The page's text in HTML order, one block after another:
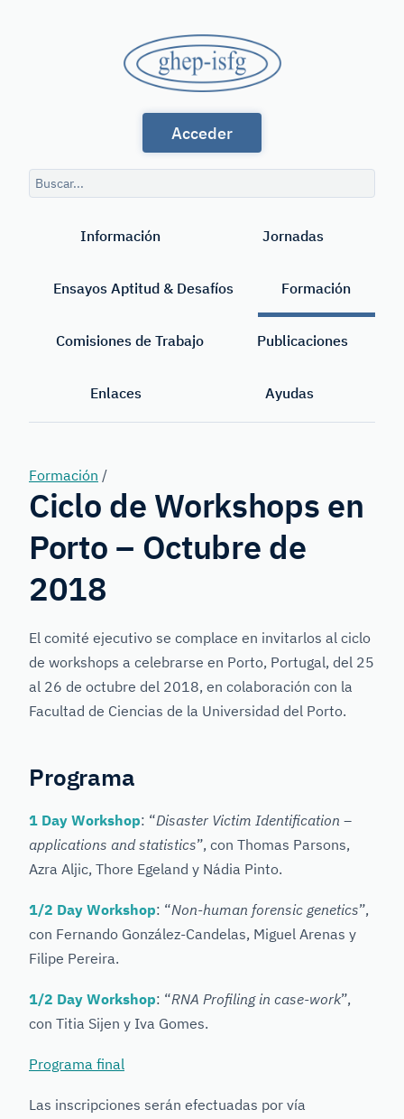
GHEP
-
ISFG
Habla
Española
International
Forensic
Acceder
Consulta
de
Información Jornadas
Ensayos Aptitud & Desafíos Formación
Comisiones de Trabajo Publicaciones
Enlaces Ayudas
Formación /
Ciclo de Workshops en
Porto – Octubre de
2018
El comité ejecutivo se complace en invitarlos al ciclo
de workshops a celebrarse en Porto, Portugal, del 25
al 26 de octubre del 2018, en colaboración con la
Facultad de Ciencias de la Universidad del Porto.
Programa
1 Day Workshop: “Disaster Victim Identification –
applications and statistics”, con Thomas Parsons,
Azra Aljic, Thore Egeland y Nádia Pinto.
1/2 Day Workshop: “Non-human forensic genetics”,
con Fernando González-Candelas, Miguel Arenas y
Filipe Pereira.
1/2 Day Workshop: “RNA Profiling in case-work”,
con Titia Sijen y Iva Gomes.
Programa final
Las inscripciones serán efectuadas por vía